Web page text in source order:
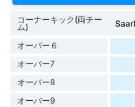
コーナーキック(両チー
ム)
オーバー６
オーバー7
オーバー8
オーバー9